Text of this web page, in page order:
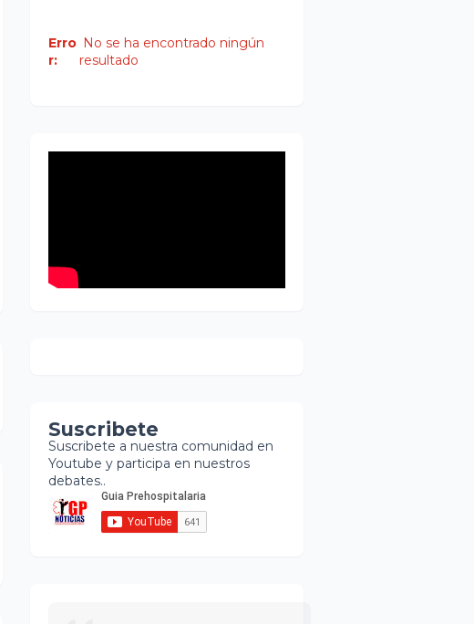
Erro
r:
No se ha encontrado ningún
resultado
Suscribete
Suscribete a nuestra comunidad en
Youtube y participa en nuestros
debates..